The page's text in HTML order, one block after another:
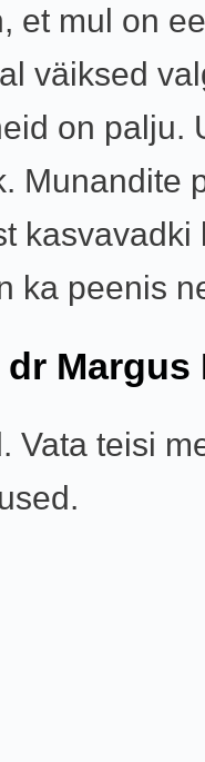
et mul on
väiksed
on palju.
Munandite
kasvavadki
ka peenis
dr Margus
Vata teisi